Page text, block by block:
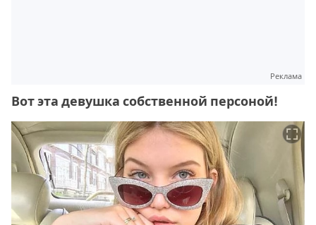
Реклама
Вот эта девушка собственной персоной!